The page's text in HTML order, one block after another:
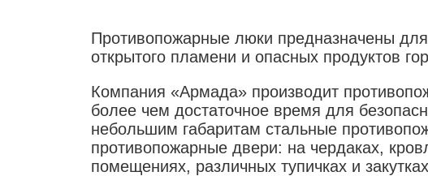
Противопожарные люки предназначены
открытого пламени и опасных продуктов
Компания «Армада» производит
более чем достаточное время для
небольшим габаритам стальные
противопожарные двери: на чердаках,
помещениях, различных тупичках и